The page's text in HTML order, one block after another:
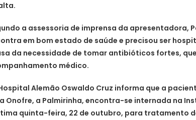
a assessoria de imprensa da apresentadora,
em bom estado de saúde e precisou ser
da necessidade de tomar antibióticos fortes,
médico.
Alemão Oswaldo Cruz informa que a
Onofre, a Palmirinha, encontra-se internada na
quinta-feira, 22 de outubro, para tratamento